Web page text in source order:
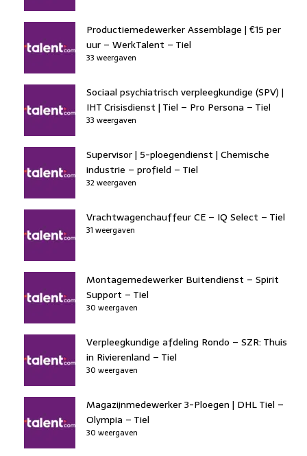
Productiemedewerker Assemblage | €15 per
uur – WerkTalent – Tiel
33 weergaven
Sociaal psychiatrisch verpleegkundige (SPV) |
IHT Crisisdienst | Tiel – Pro Persona – Tiel
33 weergaven
Supervisor | 5-ploegendienst | Chemische
industrie – profield – Tiel
32 weergaven
Vrachtwagenchauffeur CE – IQ Select – Tiel
31 weergaven
Montagemedewerker Buitendienst – Spirit
Support – Tiel
30 weergaven
Verpleegkundige afdeling Rondo – SZR: Thuis
in Rivierenland – Tiel
30 weergaven
Magazijnmedewerker 3-Ploegen | DHL Tiel –
Olympia – Tiel
30 weergaven